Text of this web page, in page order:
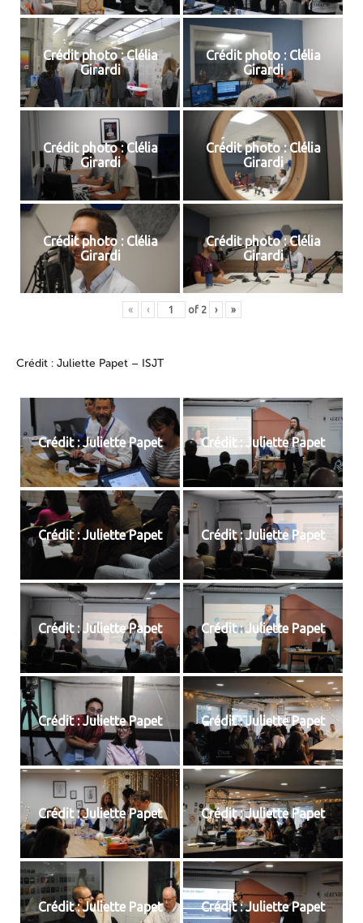
Crédit photo : Clélia
Girardi
Crédit photo : Clélia
Girardi
Crédit photo : Clélia
Girardi
Crédit photo : Clélia
Girardi
Crédit photo : Clélia
Girardi
Crédit photo : Clélia
Girardi
« ‹ of 2 › »
Crédit : Juliette Papet – ISJT
Crédit : Juliette Papet Crédit : Juliette Papet
Crédit : Juliette Papet Crédit : Juliette Papet
Crédit : Juliette Papet Crédit : Juliette Papet
Crédit : Juliette Papet Crédit : Juliette Papet
Crédit : Juliette Papet Crédit : Juliette Papet
Crédit : Juliette Papet Crédit : Juliette Papet